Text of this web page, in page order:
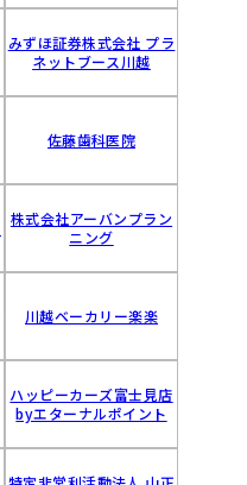
みずほ証券株式会社 プラ
ネットブース川越
佐藤歯科医院
株式会社アーバンプラン
ニング
川越ベーカリー楽楽
ハッピーカーズ富士見店
byエターナルポイント